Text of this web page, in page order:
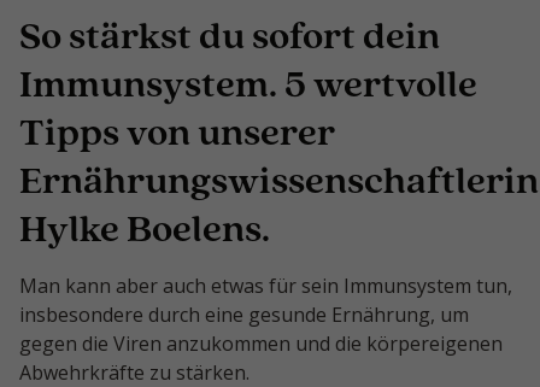
So stärkst du sofort dein
Immunsystem. 5 wertvolle
Tipps von unserer
Ernährungswissenschaftlerin
Hylke Boelens.
Man kann aber auch etwas für sein Immunsystem tun,
insbesondere durch eine gesunde Ernährung, um
gegen die Viren anzukommen und die körpereigenen
Abwehrkräfte zu stärken.